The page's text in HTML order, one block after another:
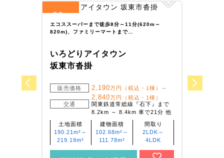
29
エコススーパーまで徒歩8分～11分(620m～
820m)、ファミリーマートまで…
いろどりアイタウン
坂東市沓掛
販売価格 2,190万円（税込・1棟）～
2,840万円（税込・1棟）
交通
関東鉄道常総線『石下』まで
8.2km ～ 8.4km 車で21分 他
土地面積
190.21m²～
219.19m²
建物面積
102.68m²～
111.78m²
間取り
2LDK～
4LDK